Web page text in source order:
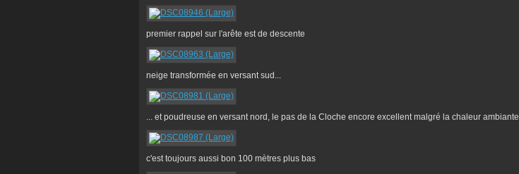
premier rappel sur l'arête est de descente
neige transformée en versant sud...
... et poudreuse en versant nord, le pas de la Cloche encore excellent malgré la chaleur ambiante
c'est toujours aussi bon 100 mètres plus bas